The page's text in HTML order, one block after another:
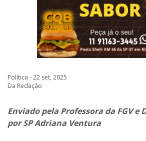
Política - 22 set, 2025
Da Redação
Enviado pela Professora da FGV e
por SP Adriana Ventura